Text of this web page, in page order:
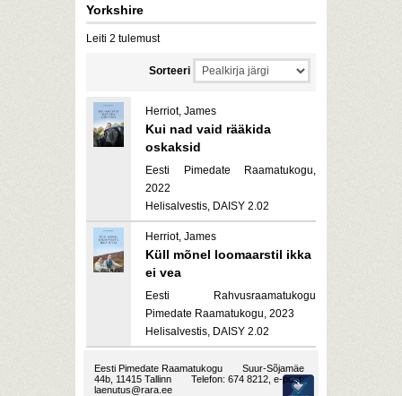
Yorkshire
Leiti 2 tulemust
Sorteeri
Herriot, James
Kui nad vaid rääkida
oskaksid
Eesti Pimedate Raamatukogu,
2022
Helisalvestis, DAISY 2.02
Herriot, James
Küll mõnel loomaarstil ikka
ei vea
Eesti Rahvusraamatukogu
Pimedate Raamatukogu, 2023
Helisalvestis, DAISY 2.02
Eesti Pimedate Raamatukogu
Suur-Sõjamäe
44b, 11415 Tallinn
Telefon: 674 8212, e-post:
laenutus@rara.ee